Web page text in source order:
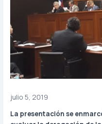
julio 5, 2019
La presentación se